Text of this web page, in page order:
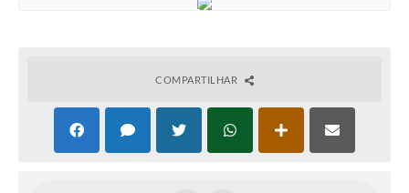
PNAB (Política Nacional Aldir Blanc)
Agenda
COMPARTILHAR